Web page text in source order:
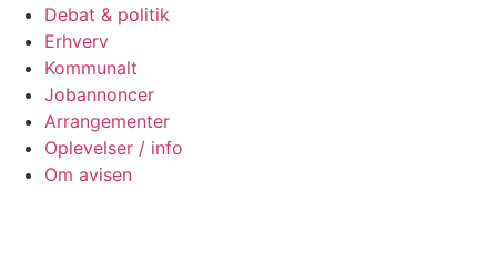
Debat & politik
Erhverv
Kommunalt
Jobannoncer
Arrangementer
Oplevelser / info
Om avisen